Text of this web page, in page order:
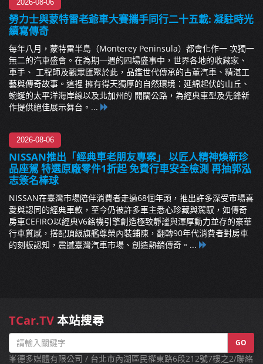
2026-08-06
勞力士與蒙特雷老爺車大賽攜手同行二十五載: 凝駐時光
續寫傳奇
每年八月，蒙特雷半島（Monterey Peninsula）都會化作一 次獨一
無二的汽車盛會。在為期一週的四場盛事中，世界各地的收藏家、
車手、 工程師及觀眾匯聚於此，品鑑世代傳承的古董汽車、精湛工
藝與傳奇故事。這裡 擁有得天獨厚的自然環境：延綿起伏的山丘、
蜿蜒的太平洋海岸線以及北加州的 開闊公路，為經典車型及先鋒新
作提供絕佳展示舞台。...
2026-08-06
NISSAN推出「經典車老朋友專案」 以匠人精神煥新珍
品座駕 特選原廠零件1折起 免費行車安全檢測 再抽郭泓
志簽名棒球
NISSAN在臺灣市場陪伴消費者走過68個年頭，推出許多深受市場喜
愛與認同的經典車款，至今仍被許多車主悉心珍藏與駕馭，如傳奇
房車CEFIRO以經典V6銘機引擎創造極致靜謐與渾厚動力並存的豪華
行車質感，搭配頂級旗艦尊榮內裝鋪陳，翻轉90年代消費者對房車
的刻板認知，震撼臺灣汽車市場、創造熱銷傳奇。...
TCar.TV本站搜尋
GO
峯德多媒體有限公司 / 台北市內湖區民權東路6段212號7樓之2/聯絡